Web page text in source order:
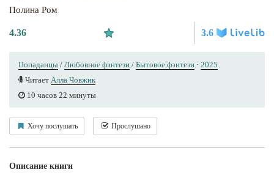
Полина Ром
4.36 3.6
Попаданцы / Любовное фэнтези / Бытовое фэнтези · 2025
Читает Алла Човжик
10 часов 22 минуты
Хочу послушать Прослушано
Описание книги